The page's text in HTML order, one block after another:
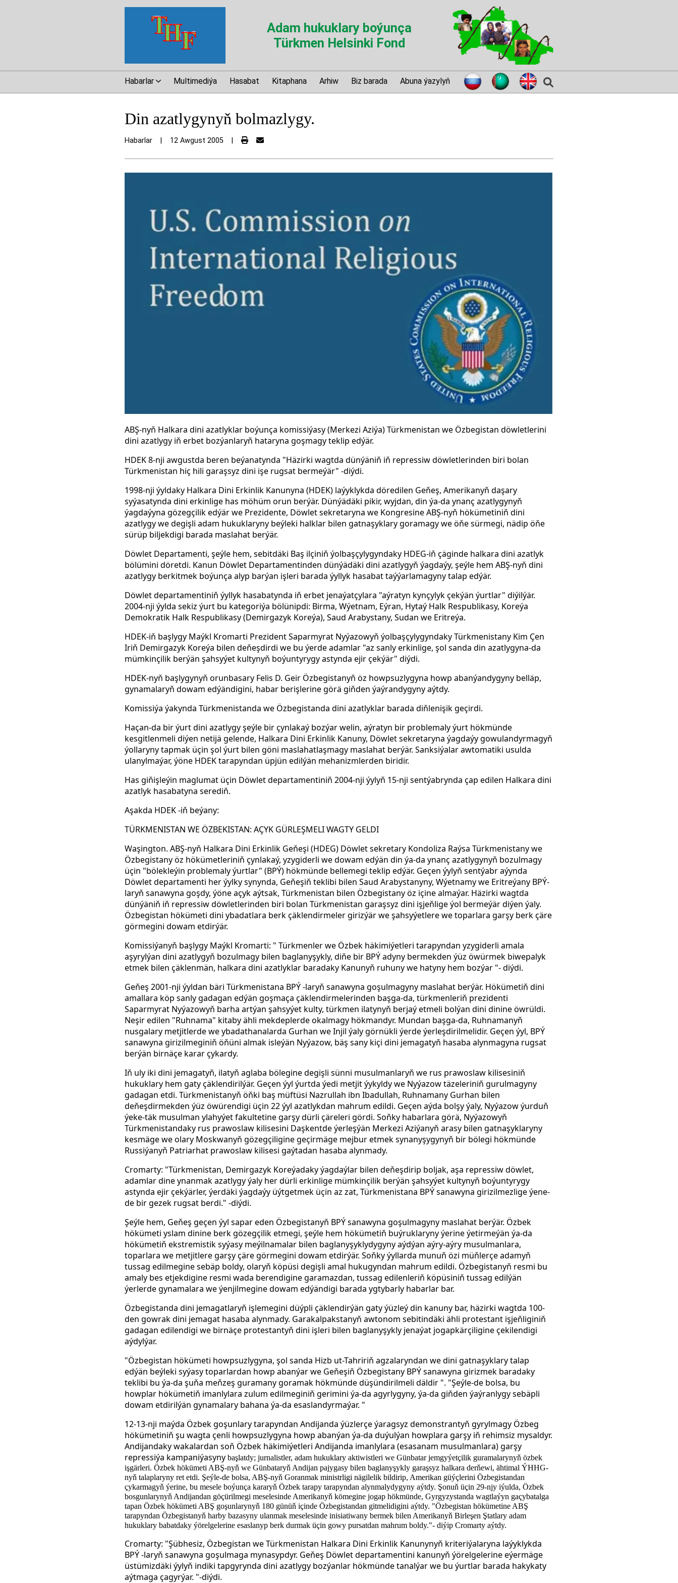
Adam hukuklary boýunça
Türkmen Helsinki Fond
Habarlar Multimediýa Hasabat Kitaphana Arhiw Biz barada Abuna ýazylyň
Din azatlygynyň bolmazlygy.
Habarlar 12 Awgust 2005
ABŞ-nyň Halkara dini azatlyklar boýunça komissiýasy (Merkezi Aziýa) Türkmenistan we Özbegistan döwletlerini
dini azatlygy iň erbet bozýanlaryň hataryna goşmagy teklip edýär.
HDEK 8-nji awgustda beren beýanatynda "Häzirki wagtda dünýäniň iň repressiw döwletlerinden biri bolan
Türkmenistan hiç hili garaşsyz dini işe rugsat bermeýär" -diýdi.
1998-nji ýyldaky Halkara Dini Erkinlik Kanunyna (HDEK) laýyklykda döredilen Geňeş, Amerikanyň daşary
syýasatynda dini erkinlige has möhüm orun berýär. Dünýädäki pikir, wyjdan, din ýa-da ynanç azatlygynyň
ýagdaýyna gözegçilik edýär we Prezidente, Döwlet sekretaryna we Kongresine ABŞ-nyň hökümetiniň dini
azatlygy we degişli adam hukuklaryny beýleki halklar bilen gatnaşyklary goramagy we öňe sürmegi, nädip öňe
sürüp biljekdigi barada maslahat berýär.
Döwlet Departamenti, şeýle hem, sebitdäki Baş ilçiniň ýolbaşçylygyndaky HDEG-iň çäginde halkara dini azatlyk
bölümini döretdi. Kanun Döwlet Departamentinden dünýädäki dini azatlygyň ýagdaýy, şeýle hem ABŞ-nyň dini
azatlygy berkitmek boýunça alyp barýan işleri barada ýyllyk hasabat taýýarlamagyny talap edýär.
Döwlet departamentiniň ýyllyk hasabatynda iň erbet jenaýatçylara "aýratyn kynçylyk çekýän ýurtlar" diýilýär.
2004-nji ýylda sekiz ýurt bu kategoriýa bölünipdi: Birma, Wýetnam, Eýran, Hytaý Halk Respublikasy, Koreýa
Demokratik Halk Respublikasy (Demirgazyk Koreýa), Saud Arabystany, Sudan we Eritreýa.
HDEK-iň başlygy Maýkl Kromarti Prezident Saparmyrat Nyýazowyň ýolbaşçylygyndaky Türkmenistany Kim Çen
Iriň Demirgazyk Koreýa bilen deňeşdirdi we bu ýerde adamlar "az sanly erkinlige, şol sanda din azatlygyna-da
mümkinçilik berýän şahsyýet kultynyň boýuntyrygy astynda ejir çekýär" diýdi.
HDEK-nyň başlygynyň orunbasary Felis D. Geir Özbegistanyň öz howpsuzlygyna howp abanýandygyny belläp,
gynamalaryň dowam edýändigini, habar berişlerine görä giňden ýaýrandygyny aýtdy.
Komissiýa ýakynda Türkmenistanda we Özbegistanda dini azatlyklar barada diňlenişik geçirdi.
Haçan-da bir ýurt dini azatlygy şeýle bir çynlakaý bozýar welin, aýratyn bir problemaly ýurt hökmünde
kesgitlenmeli diýen netijä gelende, Halkara Dini Erkinlik Kanuny, Döwlet sekretaryna ýagdaýy gowulandyrmagyň
ýollaryny tapmak üçin şol ýurt bilen göni maslahatlaşmagy maslahat berýär. Sanksiýalar awtomatiki usulda
ulanylmaýar, ýöne HDEK tarapyndan üpjün edilýän mehanizmlerden biridir.
Has giňişleýin maglumat üçin Döwlet departamentiniň 2004-nji ýylyň 15-nji sentýabrynda çap edilen Halkara dini
azatlyk hasabatyna serediň.
Aşakda HDEK -iň beýany:
TÜRKMENISTAN WE ÖZBEKISTAN: AÇYK GÜRLEŞMELI WAGTY GELDI
Waşington. ABŞ-nyň Halkara Dini Erkinlik Geňeşi (HDEG) Döwlet sekretary Kondoliza Raýsa Türkmenistany we
Özbegistany öz hökümetleriniň çynlakaý, yzygiderli we dowam edýän din ýa-da ynanç azatlygynyň bozulmagy
üçin "bölekleýin problemaly ýurtlar" (BPÝ) hökmünde bellemegi teklip edýär. Geçen ýylyň sentýabr aýynda
Döwlet departamenti her ýylky synynda, Geňeşiň teklibi bilen Saud Arabystanyny, Wýetnamy we Eritreýany BPÝ-
laryň sanawyna goşdy, ýöne açyk aýtsak, Türkmenistan bilen Özbegistany öz içine almaýar. Häzirki wagtda
dünýäniň iň repressiw döwletlerinden biri bolan Türkmenistan garaşsyz dini işjeňlige ýol bermeýär diýen ýaly.
Özbegistan hökümeti dini ybadatlara berk çäklendirmeler girizýär we şahsyýetlere we toparlara garşy berk çäre
görmegini dowam etdirýär.
Komissiýanyň başlygy Maýkl Kromarti: " Türkmenler we Özbek häkimiýetleri tarapyndan yzygiderli amala
aşyrylýan dini azatlygyň bozulmagy bilen baglanyşykly, diňe bir BPÝ adyny bermekden ýüz öwürmek biwepalyk
etmek bilen çäklenmän, halkara dini azatlyklar baradaky Kanunyň ruhuny we hatyny hem bozýar "- diýdi.
Geňeş 2001-nji ýyldan bäri Türkmenistana BPÝ -laryň sanawyna goşulmagyny maslahat berýär. Hökümetiň dini
amallara köp sanly gadagan edýän goşmaça çäklendirmelerinden başga-da, türkmenleriň prezidenti
Saparmyrat Nyýazowyň barha artýan şahsyýet kulty, türkmen ilatynyň berjaý etmeli bolýan dini dinine öwrüldi.
Neşir edilen "Ruhnama" kitaby ähli mekdeplerde okalmagy hökmandyr. Mundan başga-da, Ruhnamanyň
nusgalary metjitlerde we ybadathanalarda Gurhan we Injil ýaly görnükli ýerde ýerleşdirilmelidir. Geçen ýyl, BPÝ
sanawyna girizilmeginiň öňüni almak isleýän Nyýazow, bäş sany kiçi dini jemagatyň hasaba alynmagyna rugsat
berýän birnäçe karar çykardy.
Iň uly iki dini jemagatyň, ilatyň aglaba bölegine degişli sünni musulmanlaryň we rus prawoslaw kilisesiniň
hukuklary hem gaty çäklendirilýär. Geçen ýyl ýurtda ýedi metjit ýykyldy we Nyýazow täzeleriniň gurulmagyny
gadagan etdi. Türkmenistanyň öňki baş müftüsi Nazrullah ibn Ibadullah, Ruhnamany Gurhan bilen
deňeşdirmekden ýüz öwürendigi üçin 22 ýyl azatlykdan mahrum edildi. Geçen aýda bolşy ýaly, Nyýazow ýurduň
ýeke-täk musulman ylahyýet fakultetine garşy dürli çäreleri gördi. Soňky habarlara görä, Nyýazowyň
Türkmenistandaky rus prawoslaw kilisesini Daşkentde ýerleşýän Merkezi Aziýanyň arasy bilen gatnaşyklaryny
kesmäge we olary Moskwanyň gözegçiligine geçirmäge mejbur etmek synanyşygynyň bir bölegi hökmünde
Russiýanyň Patriarhat prawoslaw kilisesi gaýtadan hasaba alynmady.
Cromarty: "Türkmenistan, Demirgazyk Koreýadaky ýagdaýlar bilen deňeşdirip boljak, aşa repressiw döwlet,
adamlar dine ynanmak azatlygy ýaly her dürli erkinlige mümkinçilik berýän şahsyýet kultynyň boýuntyrygy
astynda ejir çekýärler, ýerdäki ýagdaýy üýtgetmek üçin az zat, Türkmenistana BPÝ sanawyna girizilmezlige ýene-
de bir gezek rugsat berdi." -diýdi.
Şeýle hem, Geňeş geçen ýyl sapar eden Özbegistanyň BPÝ sanawyna goşulmagyny maslahat berýär. Özbek
hökümeti yslam dinine berk gözegçilik etmegi, şeýle hem hökümetiň buýruklaryny ýerine ýetirmeýän ýa-da
hökümetiň ekstremistik syýasy meýilnamalar bilen baglanyşyklydygyny aýdýan aýry-aýry musulmanlara,
toparlara we metjitlere garşy çäre görmegini dowam etdirýär. Soňky ýyllarda munuň özi müňlerçe adamyň
tussag edilmegine sebäp boldy, olaryň köpüsi degişli amal hukugyndan mahrum edildi. Özbegistanyň resmi bu
amaly bes etjekdigine resmi wada berendigine garamazdan, tussag edilenleriň köpüsiniň tussag edilýän
ýerlerde gynamalara we ýenjilmegine dowam edýändigi barada ygtybarly habarlar bar.
Özbegistanda dini jemagatlaryň işlemegini düýpli çäklendirýän gaty ýüzleý din kanuny bar, häzirki wagtda 100-
den gowrak dini jemagat hasaba alynmady. Garakalpakstanyň awtonom sebitindäki ähli protestant işjeňliginiň
gadagan edilendigi we birnäçe protestantyň dini işleri bilen baglanyşykly jenaýat jogapkärçiligine çekilendigi
aýdylýar.
"Özbegistan hökümeti howpsuzlygyna, şol sanda Hizb ut-Tahririň agzalaryndan we dini gatnaşyklary talap
edýän beýleki syýasy toparlardan howp abanýar we Geňeşiň Özbegistany BPÝ sanawyna girizmek baradaky
teklibi bu ýa-da şuňa meňzeş guramany goramak hökmünde düşündirilmeli däldir ". "Şeýle-de bolsa, bu
howplar hökümetiň imanlylara zulum edilmeginiň gerimini ýa-da agyrlygyny, ýa-da giňden ýaýranlygy sebäpli
dowam etdirilýän gynamalary bahana ýa-da esaslandyrmaýar. "
12-13-nji maýda Özbek goşunlary tarapyndan Andijanda ýüzlerçe ýaragsyz demonstrantyň gyrylmagy Özbeg
hökümetiniň şu wagta çenli howpsuzlygyna howp abanýan ýa-da duýulýan howplara garşy iň rehimsiz mysaldyr.
Andijandaky wakalardan soň Özbek häkimiýetleri Andijanda imanlylara (esasanam musulmanlara) garşy
repressiýa kampaniýasyny başlatdy; jurnalistler, adam hukuklary aktiwistleri we Günbatar jemgyýetçilik guramalarynyň özbek
işgärleri. Özbek hökümeti ABŞ-nyň we Günbataryň Andijan pajygasy bilen baglanyşykly garaşsyz halkara derňewi, ähtimal ÝHHG-
nyň talaplaryny ret etdi. Şeýle-de bolsa, ABŞ-nyň Goranmak ministrligi nägilelik bildirip, Amerikan güýçlerini Özbegistandan
çykarmagyň ýerine, bu mesele boýunça kararyň Özbek tarapy tarapyndan alynmalydygyny aýtdy. Şonuň üçin 29-njy iýulda, Özbek
bosgunlarynyň Andijandan göçürilmegi meselesinde Amerikanyň kömegine jogap hökmünde, Gyrgyzystanda wagtlaýyn gaçybatalga
tapan Özbek hökümeti ABŞ goşunlarynyň 180 günüň içinde Özbegistandan gitmelidigini aýtdy. "Özbegistan hökümetine ABŞ
tarapyndan Özbegistanyň harby bazasyny ulanmak meselesinde inisiatiwany bermek bilen Amerikanyň Birleşen Ştatlary adam
hukuklary babatdaky ýörelgelerine esaslanyp berk durmak üçin gowy pursatdan mahrum boldy."- diýip Cromarty aýtdy.
Cromarty: "Şübhesiz, Özbegistan we Türkmenistan Halkara Dini Erkinlik Kanunynyň kriteriýalaryna laýyklykda
BPÝ -laryň sanawyna goşulmaga mynasypdyr. Geňeş Döwlet departamentini kanunyň ýörelgelerine eýermäge
üstümizdäki ýylyň indiki tapgyrynda dini azatlygy bozýanlar hökmünde tanalýar we bu ýurtlar barada hakykaty
aýtmaga çagyrýar. "-diýdi.